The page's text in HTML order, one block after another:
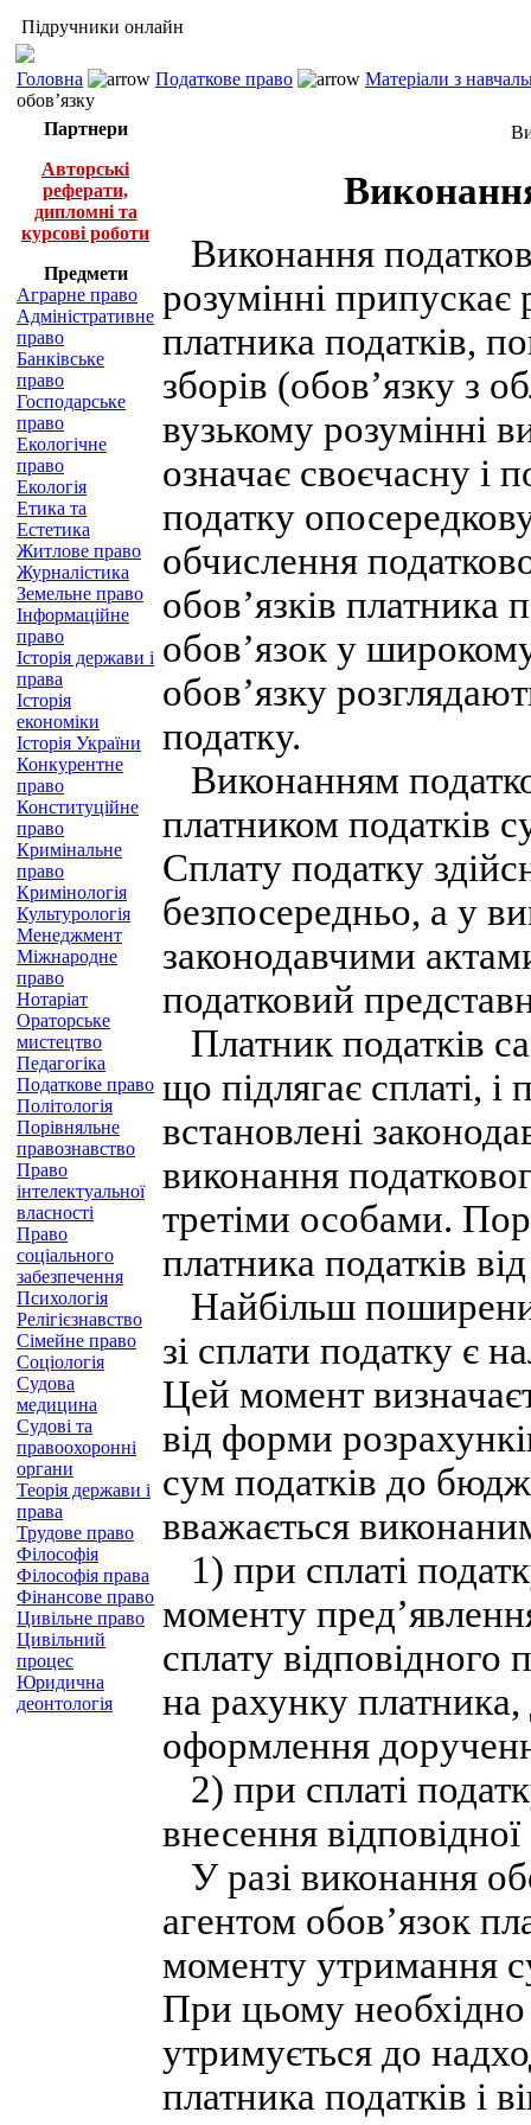
Підручники онлайн
Головна Податкове право
Матеріали з
обов’язку
Партнери
Авторські
реферати,
дипломні та
курсові роботи
Предмети
Аграрне право
Адміністративне
право
Банківське
право
Господарське
право
Екологічне
право
Екологія
Етика та
Естетика
Житлове право
Журналістика
Земельне право
Інформаційне
право
Історія держави і
права
Історія
економіки
Історія України
Конкурентне
право
Конституційне
право
Кримінальне
право
Кримінологія
Культурологія
Менеджмент
Міжнародне
право
Нотаріат
Ораторське
мистецтво
Педагогіка
Податкове право
Політологія
Порівняльне
правознавство
Право
інтелектуальної
власності
Право
соціального
забезпечення
Психологія
Релігієзнавство
Сімейне право
Соціологія
Судова
медицина
Судові та
правоохоронні
органи
Теорія держави і
права
Трудове право
Філософія
Філософія права
Фінансове право
Цивільне право
Цивільний
процес
Юридична
деонтологія
Виконання
розумінні припускає
платника податків,
зборів (обов’язку з
вузькому розумінні
означає своєчасну і
податку
обчислення
обов’язків платника
обов’язок у
обов’язку
податку.
Виконанням
платником податків
Сплату податку
безпосередньо, а у
законодавчими
податковий
Платник податків
що підлягає сплаті, і
встановлені
виконання
третіми особами.
платника податків
Найбільш
зі сплати податку є
Цей момент
від форми
сум податків до
вважається
1) при сплаті
моменту
сплату відповідного
на рахунку платника,
оформлення
2) при сплаті
внесення
У разі виконання
агентом обов’язок
моменту утримання
При цьому
утримується до
платника податків і